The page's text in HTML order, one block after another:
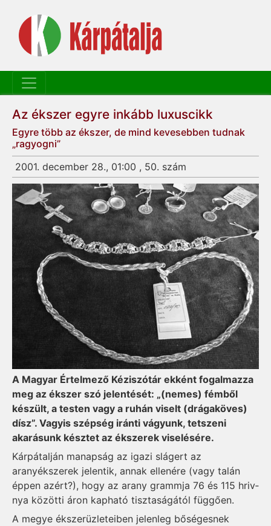
Az ékszer egyre inkább luxuscikk
Egyre több az ékszer, de mind kevesebben tudnak
„ragyogni”
2001. december 28., 01:00 , 50. szám
A Magyar Értelmező Kéziszótár ekként fogalmazza
meg az ékszer szó jelentését: „(nemes) fémből
készült, a testen vagy a ruhán viselt (drágaköves)
dísz”. Vagyis szépség iránti vágyunk, tetszeni
akarásunk késztet az ékszerek viselésére.
Kárpátalján manapság az igazi slágert az
aranyékszerek jelentik, annak ellenére (vagy talán
éppen azért?), hogy az arany grammja 76 és 115 hriv­
nya közötti áron kapható tisztaságától függően.
A megye ékszerüzleteiben jelenleg bőségesnek